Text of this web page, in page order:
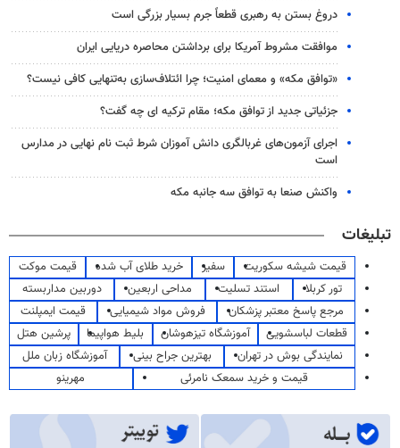
دروغ بستن به رهبری قطعاً جرم بسیار بزرگی است
موافقت مشروط آمریکا برای برداشتن محاصره دریایی ایران
«توافق مکه» و معمای امنیت؛ چرا ائتلاف‌سازی به‌تنهایی کافی نیست؟
جزئیاتی جدید از توافق مکه؛ مقام ترکیه ای چه گفت؟
اجرای آزمون‌های غربالگری دانش آموزان شرط ثبت نام نهایی در مدارس
است
واکنش صنعا به توافق سه جانبه مکه
تبلیغات
قیمت شیشه سکوریت سفیر خرید طلای آب شده
قیمت موکت
تور کربلا
استند تسلیت مداحی اربعین
دوربین مداربسته
مرجع پاسخ معتبر پزشکان
فروش مواد شیمیایی
قیمت ایمپلنت
قطعات لباسشویی
آموزشگاه تیزهوشان بلیط هواپیما
پرشین هتل
نمایندگی بوش در تهران
بهترین جراح بینی
آموزشگاه زبان ملل
قیمت و خرید سمعک نامرئی
مهرینو